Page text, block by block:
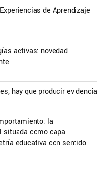
de Aprendizaje
activas: novedad
hay que producir evidencia
la
situada como capa
educativa con sentido